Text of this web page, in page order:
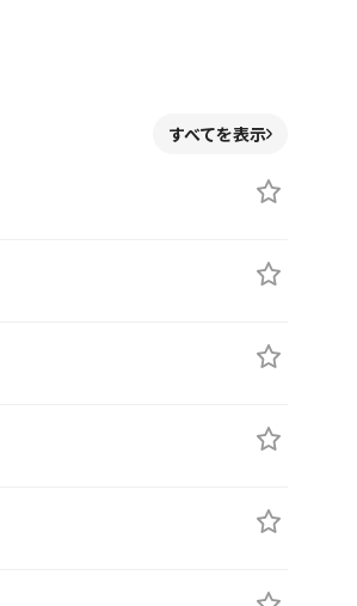
すべてを表示